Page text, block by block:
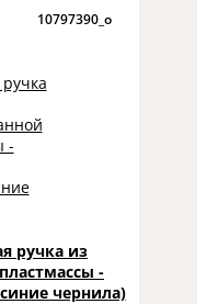
10797390_o
ручка из
-
чернила)